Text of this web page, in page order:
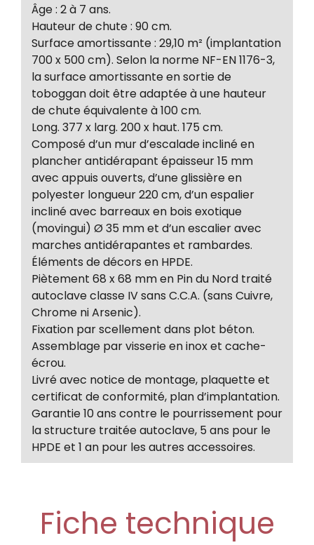
Âge : 2 à 7 ans.
Hauteur de chute : 90 cm.
Surface amortissante : 29,10 m² (implantation
700 x 500 cm). Selon la norme NF-EN 1176-3,
la surface amortissante en sortie de
toboggan doit être adaptée à une hauteur
de chute équivalente à 100 cm.
Long. 377 x larg. 200 x haut. 175 cm.
Composé d’un mur d’escalade incliné en
plancher antidérapant épaisseur 15 mm
avec appuis ouverts, d’une glissière en
polyester longueur 220 cm, d’un espalier
incliné avec barreaux en bois exotique
(movingui) Ø 35 mm et d’un escalier avec
marches antidérapantes et rambardes.
Éléments de décors en HPDE.
Piètement 68 x 68 mm en Pin du Nord traité
autoclave classe IV sans C.C.A. (sans Cuivre,
Chrome ni Arsenic).
Fixation par scellement dans plot béton.
Assemblage par visserie en inox et cache-
écrou.
Livré avec notice de montage, plaquette et
certificat de conformité, plan d’implantation.
Garantie 10 ans contre le pourrissement pour
la structure traitée autoclave, 5 ans pour le
HPDE et 1 an pour les autres accessoires.
Fiche technique